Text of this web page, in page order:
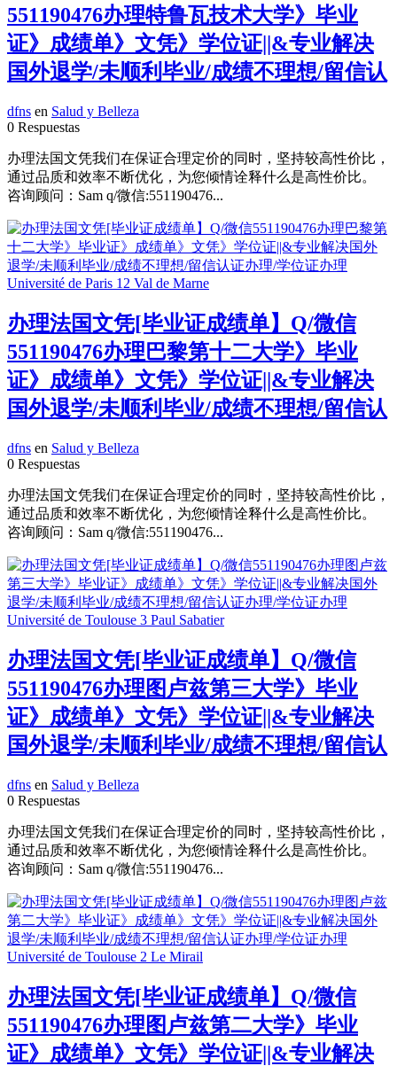
551190476办理特鲁瓦技术大学》毕业
证》成绩单》文凭》学位证||&专业解决
国外退学/未顺利毕业/成绩不理想/留信认
dfns en Salud y Belleza
0 Respuestas
办理法国文凭我们在保证合理定价的同时，坚持较高性价比，
通过品质和效率不断优化，为您倾情诠释什么是高性价比。
咨询顾问：Sam q/微信:551190476...
办理法国文凭[毕业证成绩单】Q/微信
551190476办理巴黎第十二大学》毕业
证》成绩单》文凭》学位证||&专业解决
国外退学/未顺利毕业/成绩不理想/留信认
dfns en Salud y Belleza
0 Respuestas
办理法国文凭我们在保证合理定价的同时，坚持较高性价比，
通过品质和效率不断优化，为您倾情诠释什么是高性价比。
咨询顾问：Sam q/微信:551190476...
办理法国文凭[毕业证成绩单】Q/微信
551190476办理图卢兹第三大学》毕业
证》成绩单》文凭》学位证||&专业解决
国外退学/未顺利毕业/成绩不理想/留信认
dfns en Salud y Belleza
0 Respuestas
办理法国文凭我们在保证合理定价的同时，坚持较高性价比，
通过品质和效率不断优化，为您倾情诠释什么是高性价比。
咨询顾问：Sam q/微信:551190476...
办理法国文凭[毕业证成绩单】Q/微信
551190476办理图卢兹第二大学》毕业
证》成绩单》文凭》学位证||&专业解决